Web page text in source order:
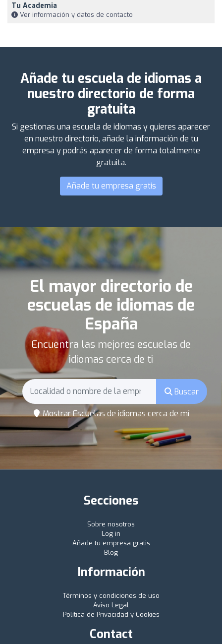
Tu Academia
Ver información y datos de contacto
Añade tu escuela de idiomas a
nuestro directorio de forma
gratuita
Si gestionas una escuela de idiomas y quieres aparecer
en nuestro directorio, añade la información de tu
empresa y podrás aparecer de forma totalmente
gratuita.
Añade tu empresa gratis
El mayor directorio de
escuelas de idiomas de
España
Encuentra las mejores escuelas de
idiomas cerca de ti
Buscar
Mostrar Escuelas de idiomas cerca de mí
Secciones
Sobre nosotros
Log in
Añade tu empresa gratis
Blog
Información
Términos y condiciones de uso
Aviso Legal
Política de Privacidad y Cookies
Contact